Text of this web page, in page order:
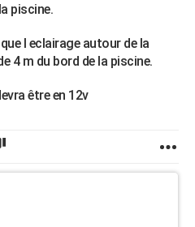
piscine.
l eclairage autour de la
4 m du bord de la piscine.
être en 12v